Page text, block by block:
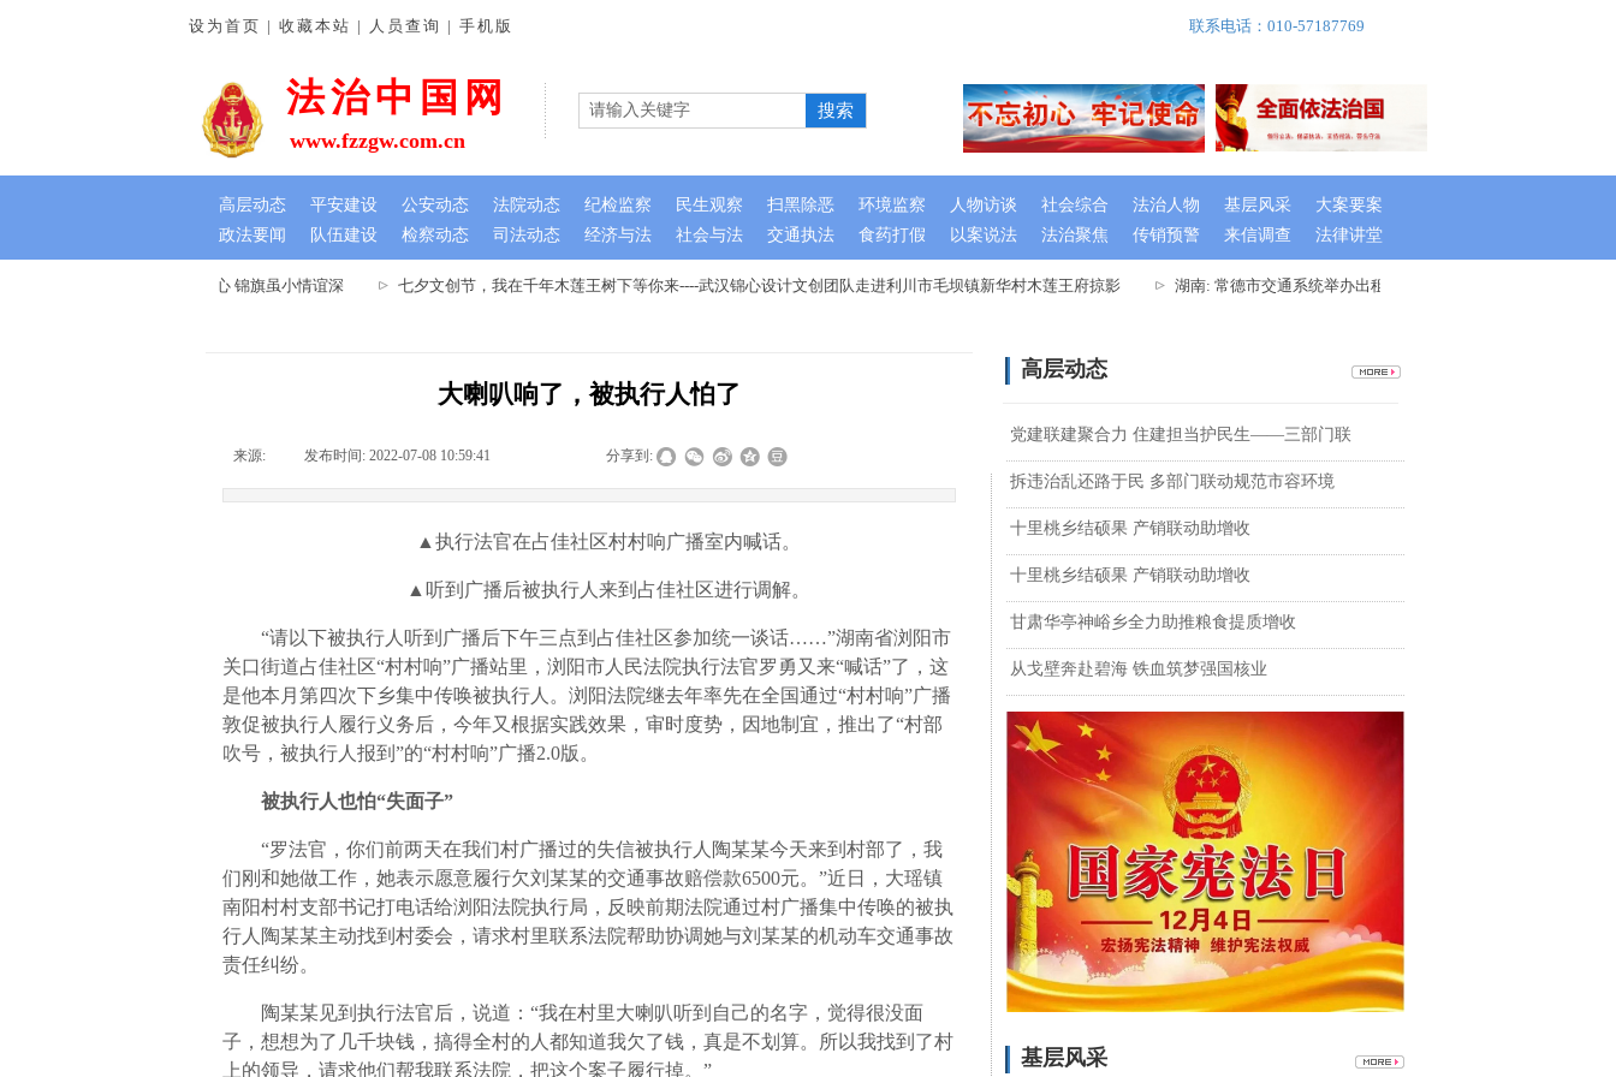
河南通许法院：排忧解难暖民心 锦旗虽小情谊深 七夕文创节，我在千年木莲王树下等你来----武汉锦心设计文创团队走进利川市毛坝镇新华村木莲王府掠影 湖南: 常德市交通系统举办出租车驾驶员创文专题培训班
法治中国网
政法要闻 队伍建设 检察动态 司法动态 经济与法 社会与法 交通执法 食药打假 以案说法 法治聚焦 传销预警 来信调查 法律讲堂
设为首页 | 收藏本站 | 人员查询 | 手机版 联系电话：010-57187769
搜索
www.fzzgw.com.cn
高层动态 平安建设 公安动态 法院动态 纪检监察 民生观察 扫黑除恶 环境监察 人物访谈 社会综合 法治人物 基层风采 大案要案
高层动态
大喇叭响了，被执行人怕了
来源: 发布时间: 2022-07-08 10:59:41 分享到:
▲执行法官在占佳社区村村响广播室内喊话。
▲听到广播后被执行人来到占佳社区进行调解。
“请以下被执行人听到广播后下午三点到占佳社区参加统一谈话……”湖南省浏阳市
关口街道占佳社区“村村响”广播站里，浏阳市人民法院执行法官罗勇又来“喊话”了，这
是他本月第四次下乡集中传唤被执行人。浏阳法院继去年率先在全国通过“村村响”广播
敦促被执行人履行义务后，今年又根据实践效果，审时度势，因地制宜，推出了“村部
吹号，被执行人报到”的“村村响”广播2.0版。
被执行人也怕“失面子”
“罗法官，你们前两天在我们村广播过的失信被执行人陶某某今天来到村部了，我
们刚和她做工作，她表示愿意履行欠刘某某的交通事故赔偿款6500元。”近日，大瑶镇
南阳村村支部书记打电话给浏阳法院执行局，反映前期法院通过村广播集中传唤的被执
行人陶某某主动找到村委会，请求村里联系法院帮助协调她与刘某某的机动车交通事故
责任纠纷。
陶某某见到执行法官后，说道：“我在村里大喇叭听到自己的名字，觉得很没面
子，想想为了几千块钱，搞得全村的人都知道我欠了钱，真是不划算。所以我找到了村
上的领导，请求他们帮我联系法院，把这个案子履行掉。”
党建联建聚合力 住建担当护民生——三部门联
拆违治乱还路于民 多部门联动规范市容环境
十里桃乡结硕果 产销联动助增收
十里桃乡结硕果 产销联动助增收
甘肃华亭神峪乡全力助推粮食提质增收
从戈壁奔赴碧海 铁血筑梦强国核业
基层风采